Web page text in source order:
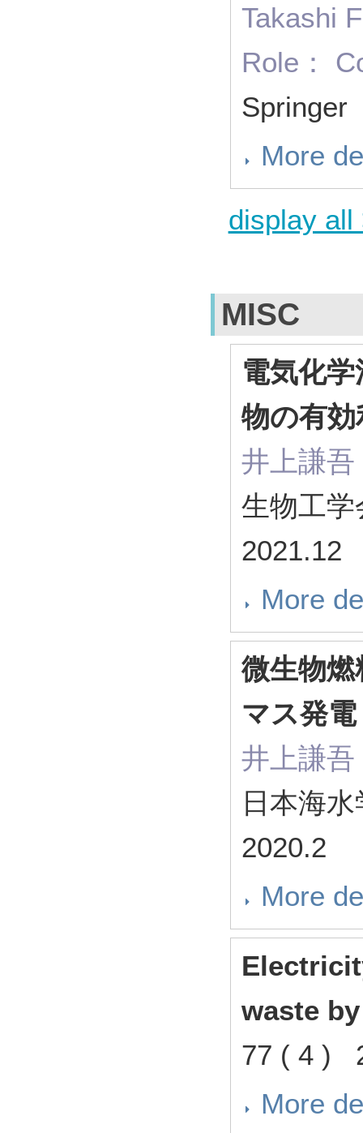
Takashi
Role：
More
display all
MISC
電気化
物の有
井上謙吾
生物工
2021.12
More
微生物
マス発
井上謙吾
日本海
2020.2
More
waste
77 ( 4 )
More